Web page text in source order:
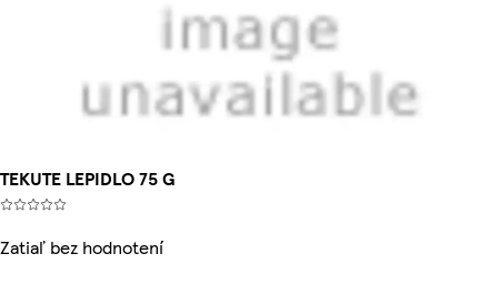
TEKUTE LEPIDLO 75 G
Zatiaľ bez hodnotení